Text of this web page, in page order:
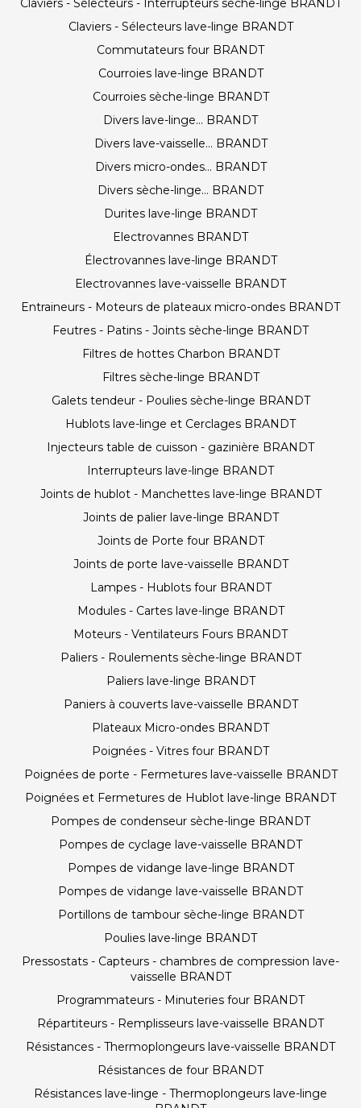
Claviers - Sélecteurs - Interrupteurs sèche-linge BRANDT
Claviers - Sélecteurs lave-linge BRANDT
Commutateurs four BRANDT
Courroies lave-linge BRANDT
Courroies sèche-linge BRANDT
Divers lave-linge... BRANDT
Divers lave-vaisselle... BRANDT
Divers micro-ondes... BRANDT
Divers sèche-linge... BRANDT
Durites lave-linge BRANDT
Electrovannes BRANDT
Électrovannes lave-linge BRANDT
Electrovannes lave-vaisselle BRANDT
Entraineurs - Moteurs de plateaux micro-ondes BRANDT
Feutres - Patins - Joints sèche-linge BRANDT
Filtres de hottes Charbon BRANDT
Filtres sèche-linge BRANDT
Galets tendeur - Poulies sèche-linge BRANDT
Hublots lave-linge et Cerclages BRANDT
Injecteurs table de cuisson - gazinière BRANDT
Interrupteurs lave-linge BRANDT
Joints de hublot - Manchettes lave-linge BRANDT
Joints de palier lave-linge BRANDT
Joints de Porte four BRANDT
Joints de porte lave-vaisselle BRANDT
Lampes - Hublots four BRANDT
Modules - Cartes lave-linge BRANDT
Moteurs - Ventilateurs Fours BRANDT
Paliers - Roulements sèche-linge BRANDT
Paliers lave-linge BRANDT
Paniers à couverts lave-vaisselle BRANDT
Plateaux Micro-ondes BRANDT
Poignées - Vitres four BRANDT
Poignées de porte - Fermetures lave-vaisselle BRANDT
Poignées et Fermetures de Hublot lave-linge BRANDT
Pompes de condenseur sèche-linge BRANDT
Pompes de cyclage lave-vaisselle BRANDT
Pompes de vidange lave-linge BRANDT
Pompes de vidange lave-vaisselle BRANDT
Portillons de tambour sèche-linge BRANDT
Poulies lave-linge BRANDT
Pressostats - Capteurs - chambres de compression lave-
vaisselle BRANDT
Programmateurs - Minuteries four BRANDT
Répartiteurs - Remplisseurs lave-vaisselle BRANDT
Résistances - Thermoplongeurs lave-vaisselle BRANDT
Résistances de four BRANDT
Résistances lave-linge - Thermoplongeurs lave-linge